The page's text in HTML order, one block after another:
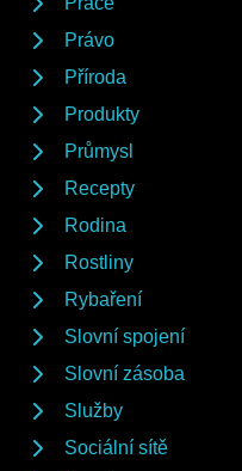
Právo
Příroda
Produkty
Průmysl
Recepty
Rodina
Rostliny
Rybaření
Slovní spojení
Slovní zásoba
Služby
Sociální sítě